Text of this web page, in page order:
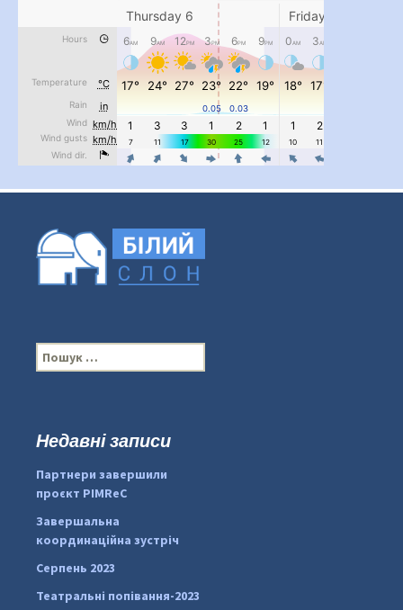
#PipIvanToday...
pimrec_project
#PipIvanToday
pimrec_project
П
о
:Недавні записи
Партнери завершили
проєкт PIMReC
Завершальна
координаційна зустріч
Серпень 2023
Театральні попівання-2023